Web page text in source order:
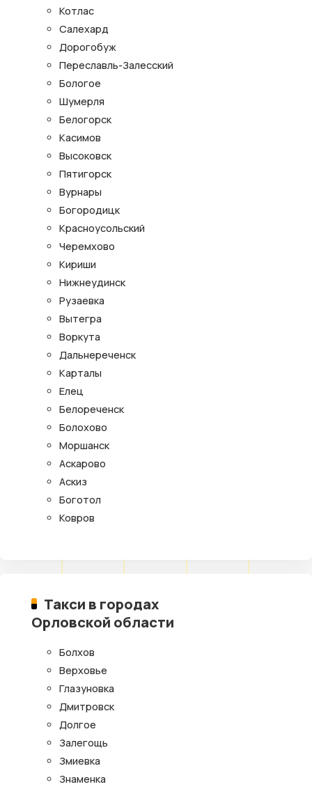
Котлас
Салехард
Дорогобуж
Переславль-Залесский
Бологое
Шумерля
Белогорск
Касимов
Высоковск
Пятигорск
Вурнары
Богородицк
Красноусольский
Черемхово
Кириши
Нижнеудинск
Рузаевка
Вытегра
Воркута
Дальнереченск
Карталы
Елец
Белореченск
Болохово
Моршанск
Аскарово
Аскиз
Боготол
Ковров
Такси в городах
Орловской области
Болхов
Верховье
Глазуновка
Дмитровск
Долгое
Залегощь
Змиевка
Знаменка